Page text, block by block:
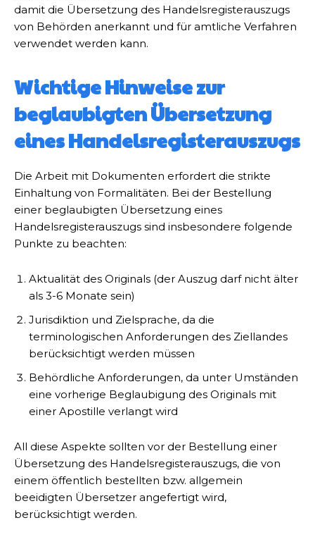
damit die Übersetzung des Handelsregisterauszugs
von Behörden anerkannt und für amtliche Verfahren
verwendet werden kann.
Wichtige Hinweise zur
beglaubigten Übersetzung
eines Handelsregisterauszugs
Die Arbeit mit Dokumenten erfordert die strikte
Einhaltung von Formalitäten. Bei der Bestellung
einer beglaubigten Übersetzung eines
Handelsregisterauszugs sind insbesondere folgende
Punkte zu beachten:
Aktualität des Originals (der Auszug darf nicht älter
als 3-6 Monate sein)
Jurisdiktion und Zielsprache, da die
terminologischen Anforderungen des Ziellandes
berücksichtigt werden müssen
Behördliche Anforderungen, da unter Umständen
eine vorherige Beglaubigung des Originals mit
einer Apostille verlangt wird
All diese Aspekte sollten vor der Bestellung einer
Übersetzung des Handelsregisterauszugs, die von
einem öffentlich bestellten bzw. allgemein
beeidigten Übersetzer angefertigt wird,
berücksichtigt werden.